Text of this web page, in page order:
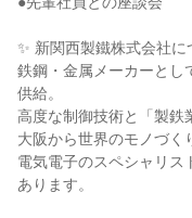
✨ 新関西製鐵株式会社に
鉄鋼・金属メーカーとし
供給。
高度な制御技術と「製鉄
大阪から世界のモノづく
電気電子のスペシャリス
あります。